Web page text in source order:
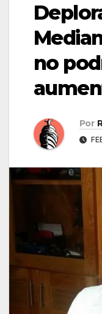
no
Por